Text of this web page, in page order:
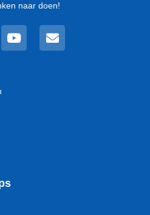
naar doen!
YoutubeEnvelope